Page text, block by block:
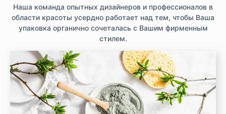
Наша команда опытных дизайнеров и профессионалов в
области красоты усердно работает над тем, чтобы Ваша
упаковка органично сочеталась с Вашим фирменным
стилем.